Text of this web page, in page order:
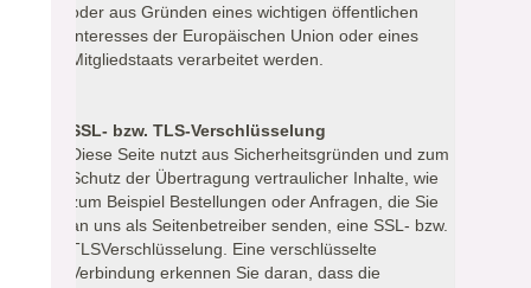
oder aus Gründen eines wichtigen öffentlichen
Interesses der Europäischen Union oder eines
Mitgliedstaats verarbeitet werden.
SSL- bzw. TLS-Verschlüsselung
Diese Seite nutzt aus Sicherheitsgründen und zum
Schutz der Übertragung vertraulicher Inhalte, wie
zum Beispiel Bestellungen oder Anfragen, die Sie
an uns als Seitenbetreiber senden, eine SSL- bzw.
TLSVerschlüsselung. Eine verschlüsselte
Verbindung erkennen Sie daran, dass die